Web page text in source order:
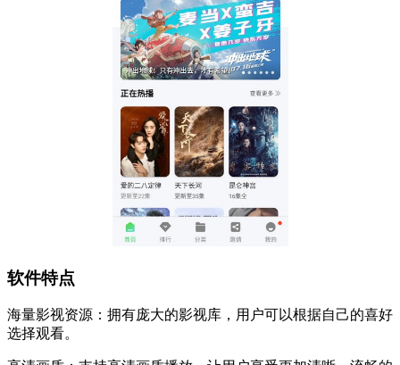
软件特点
海量影视资源：拥有庞大的影视库，用户可以根据自己的喜好
选择观看。